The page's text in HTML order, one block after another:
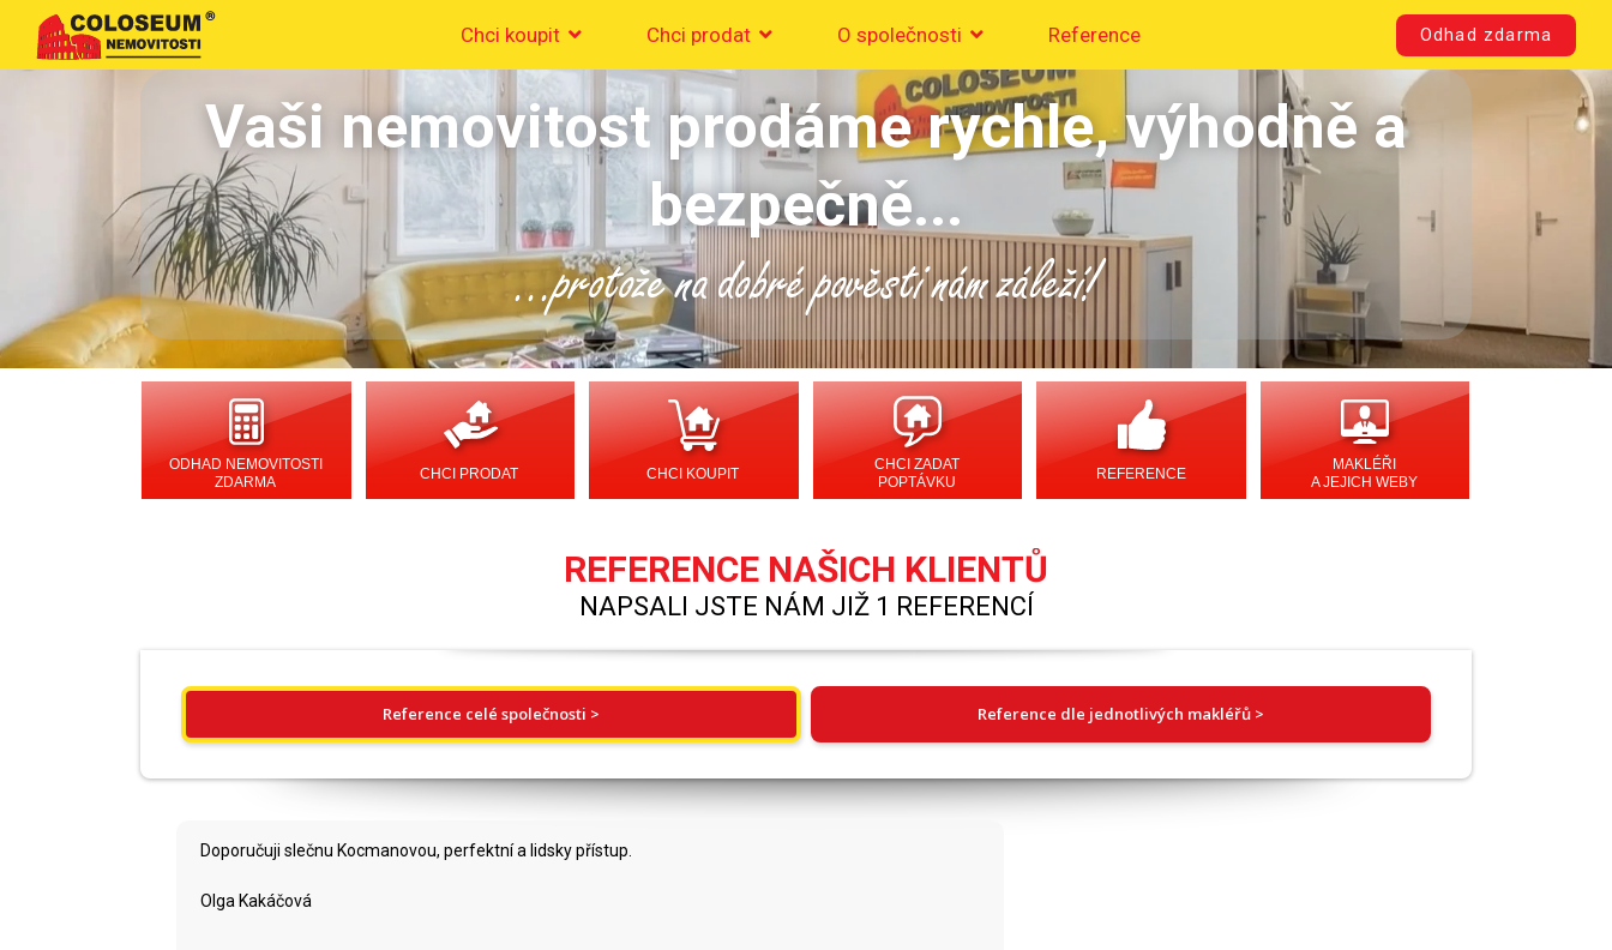
Chci koupit Chci prodat O společnosti Reference Odhad zdarma
Vaši nemovitost prodáme rychle, výhodně a
bezpečně...
...protože na dobré pověsti nám záleží!
ODHAD NEMOVITOSTI
ZDARMA
CHCI PRODAT CHCI KOUPIT
CHCI ZADAT
POPTÁVKU
REFERENCE
MAKLÉŘI
A JEJICH WEBY
REFERENCE NAŠICH KLIENTŮ
NAPSALI JSTE NÁM JIŽ 1 REFERENCÍ
Reference celé společnosti > Reference dle jednotlivých makléřů >
Doporučuji slečnu Kocmanovou, perfektní a lidsky přístup.
Olga Kakáčová